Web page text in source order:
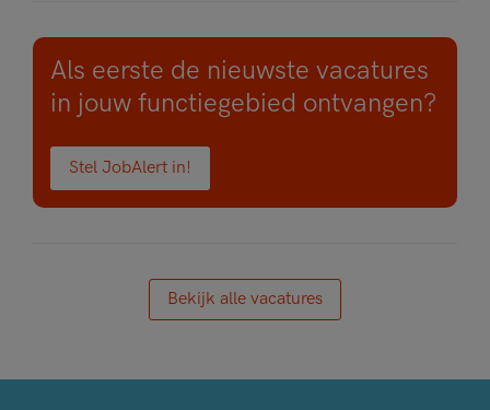
Als eerste de nieuwste vacatures
in jouw functiegebied ontvangen?
Stel JobAlert in!
Bekijk alle vacatures